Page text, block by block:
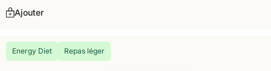
Ajouter
Energy Diet Repas léger